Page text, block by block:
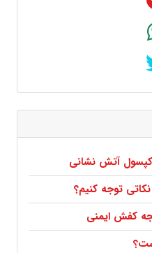
آتش نشانی
توجه کنیم؟
کفش ایمنی